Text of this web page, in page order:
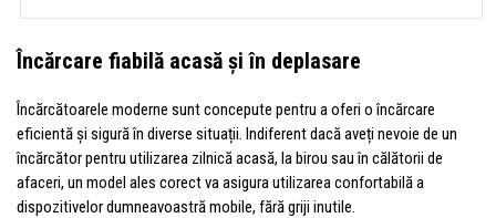
Încărcare fiabilă acasă și în deplasare
Încărcătoarele moderne sunt concepute pentru a oferi o încărcare
eficientă și sigură în diverse situații. Indiferent dacă aveți nevoie de un
încărcător pentru utilizarea zilnică acasă, la birou sau în călătorii de
afaceri, un model ales corect va asigura utilizarea confortabilă a
dispozitivelor dumneavoastră mobile, fără griji inutile.